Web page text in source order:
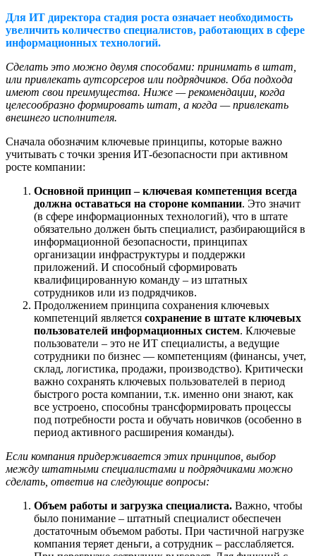
Для ИТ директора стадия роста означает необходимость
увеличить количество специалистов, работающих в сфере
информационных технологий.
Сделать это можно двумя способами: принимать в штат,
или привлекать аутсорсеров или подрядчиков. Оба подхода
имеют свои преимущества. Ниже — рекомендации, когда
целесообразно формировать штат, а когда — привлекать
внешнего исполнителя.
Сначала обозначим ключевые принципы, которые важно
учитывать с точки зрения ИТ-безопасности при активном
росте компании:
Основной принцип – ключевая компетенция всегда
должна оставаться на стороне компании. Это значит
(в сфере информационных технологий), что в штате
обязательно должен быть специалист, разбирающийся в
информационной безопасности, принципах
организации инфраструктуры и поддержки
приложений. И способный сформировать
квалифицированную команду – из штатных
сотрудников или из подрядчиков.
Продолжением принципа сохранения ключевых
компетенций является сохранение в штате ключевых
пользователей информационных систем. Ключевые
пользователи – это не ИТ специалисты, а ведущие
сотрудники по бизнес — компетенциям (финансы, учет,
склад, логистика, продажи, производство). Критически
важно сохранять ключевых пользователей в период
быстрого роста компании, т.к. именно они знают, как
все устроено, способны трансформировать процессы
под потребности роста и обучать новичков (особенно в
период активного расширения команды).
Если компания придерживается этих принципов, выбор
между штатными специалистами и подрядчиками можно
сделать, ответив на следующие вопросы:
Объем работы и загрузка специалиста. Важно, чтобы
было понимание – штатный специалист обеспечен
достаточным объемом работы. При частичной нагрузке
компания теряет деньги, а сотрудник – расслабляется.